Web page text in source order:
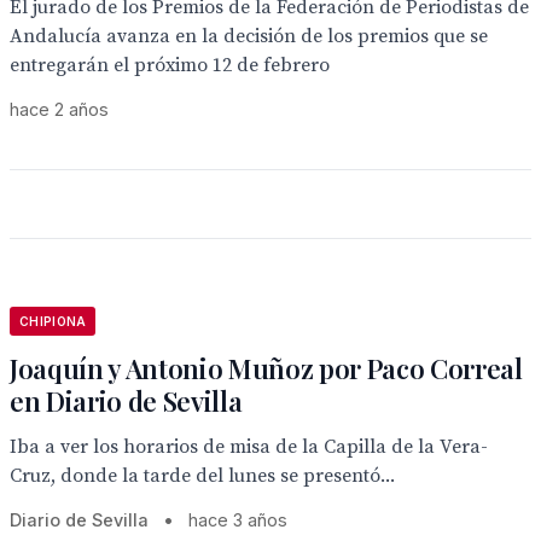
El jurado de los Premios de la Federación de Periodistas de
Andalucía avanza en la decisión de los premios que se
entregarán el próximo 12 de febrero
hace 2 años
CHIPIONA
Joaquín y Antonio Muñoz por Paco Correal
en Diario de Sevilla
Iba a ver los horarios de misa de la Capilla de la Vera-
Cruz, donde la tarde del lunes se presentó...
Diario de Sevilla • hace 3 años